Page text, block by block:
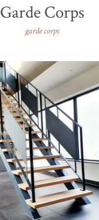
Garde Corps
garde corps